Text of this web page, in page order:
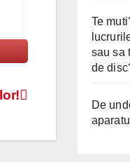
Te
sau sa
de
De